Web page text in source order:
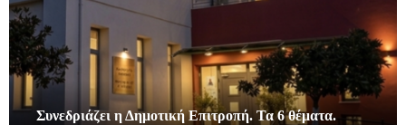
Συνεδριάζει η Δημοτική Επιτροπή. Τα 6 θέματα.